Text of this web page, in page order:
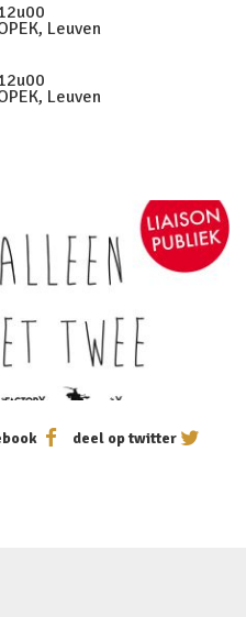
Leuven
Leuven
deel op twitter